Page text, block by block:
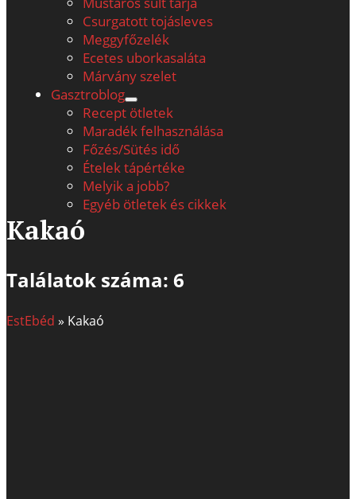
Csurgatott tojásleves
Meggyfőzelék
Ecetes uborkasaláta
Márvány szelet
Gasztroblog
open
menu
Recept ötletek
Maradék felhasználása
Főzés/Sütés idő
Ételek tápértéke
Melyik a jobb?
Egyéb ötletek és cikkek
Kakaó
Találatok száma: 6
EstEbéd » Kakaó